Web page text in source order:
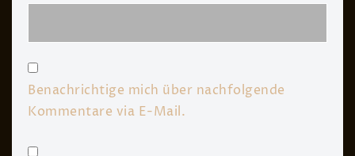
Benachrichtige mich über nachfolgende
Kommentare via E-Mail.